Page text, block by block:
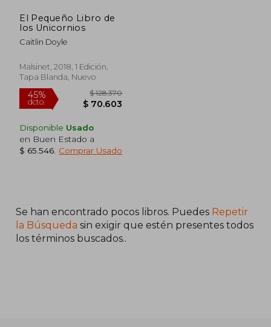
El Pequeño Libro de
los Unicornios
Caitlin Doyle
Malsinet, 2018, 1 Edición,
Tapa Blanda, Nuevo
Disponible Usado
en Buen Estado a
$ 65.546 Comprar Usado
Se han encontrado pocos libros. Puedes Repetir
la Búsqueda sin exigir que estén presentes todos
los términos buscados..